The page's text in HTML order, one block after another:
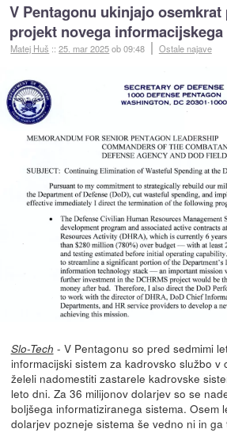
V Pentagonu ukinjajo osemkrat
projekt novega
Matej Huš ::25. mar 2025ob 09:48 Ostale najave
Slo-Tech - V Pentagonu so pred sedmimi
informacijski sistem za kadrovsko službo v
želeli nadomestiti zastarele kadrovske
leto dni. Za 36 milijonov dolarjev so se
boljšega informatiziranega sistema. Osem
dolarjev pozneje sistema še vedno ni in